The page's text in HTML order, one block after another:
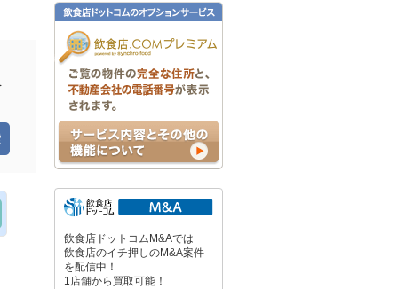
飲食店ドットコムM&Aでは
飲食店のイチ押しのM&A案件
を配信中！
1店舗から買取可能！